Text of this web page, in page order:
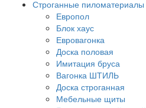
Строганные пиломатериалы
Европол
Блок хаус
Евровагонка
Доска половая
Имитация бруса
Вагонка ШТИЛЬ
Доска строганная
Мебельные щиты